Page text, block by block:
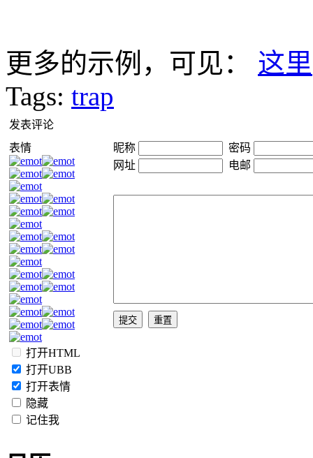
更多的示例，可见： 这里
Tags: trap
发表评论
表情
打开HTML
打开UBB
打开表情
隐藏
记住我
昵称
密码
网址
电邮